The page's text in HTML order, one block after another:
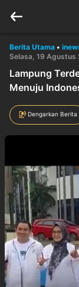
Berita Utama •
Selasa, 19 Agustus
Lampung
Menuju
Dengarkan Berita